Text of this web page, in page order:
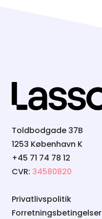
Toldbodgade 37B
1253 København K
+45 71 74 78 12
CVR: 34580820
Privatlivspolitik
Forretningsbetingelser